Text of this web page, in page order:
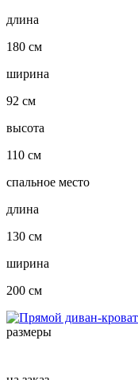
длина
180 см
ширина
92 см
высота
110 см
спальное место
длина
130 см
ширина
200 см
размеры